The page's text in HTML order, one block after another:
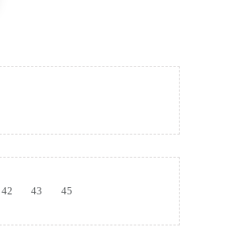
42 43 45